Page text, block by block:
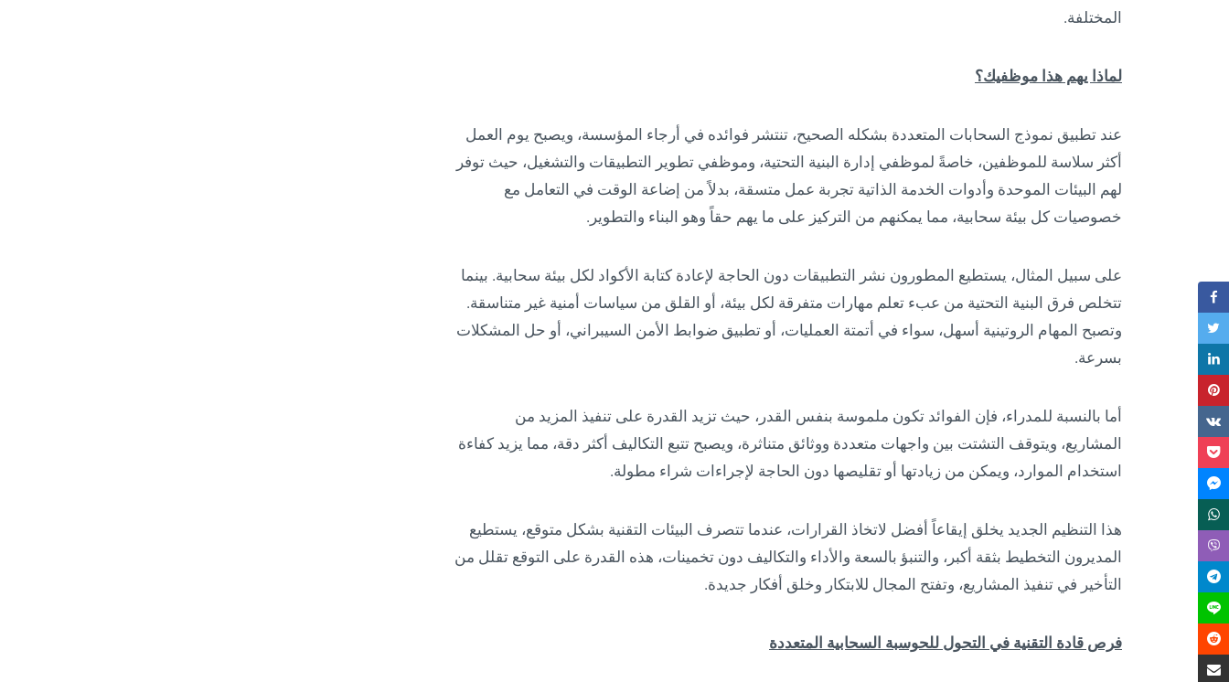
المختلفة.
لماذا يهم هذا موظفيك؟
عند تطبيق نموذج السحابات المتعددة بشكله الصحيح، تنتشر فوائده في أرجاء المؤسسة، ويصبح يوم العمل
أكثر سلاسة للموظفين، خاصةً لموظفي إدارة البنية التحتية، وموظفي تطوير التطبيقات والتشغيل، حيث توفر
لهم البيئات الموحدة وأدوات الخدمة الذاتية تجربة عمل متسقة، بدلاً من إضاعة الوقت في التعامل مع
خصوصيات كل بيئة سحابية، مما يمكنهم من التركيز على ما يهم حقاً وهو البناء والتطوير.
على سبيل المثال، يستطيع المطورون نشر التطبيقات دون الحاجة لإعادة كتابة الأكواد لكل بيئة سحابية. بينما
تتخلص فرق البنية التحتية من عبء تعلم مهارات متفرقة لكل بيئة، أو القلق من سياسات أمنية غير متناسقة.
وتصبح المهام الروتينية أسهل، سواء في أتمتة العمليات، أو تطبيق ضوابط الأمن السيبراني، أو حل المشكلات
بسرعة.
أما بالنسبة للمدراء، فإن الفوائد تكون ملموسة بنفس القدر، حيث تزيد القدرة على تنفيذ المزيد من
المشاريع، ويتوقف التشتت بين واجهات متعددة ووثائق متناثرة، ويصبح تتبع التكاليف أكثر دقة، مما يزيد كفاءة
استخدام الموارد، ويمكن من زيادتها أو تقليصها دون الحاجة لإجراءات شراء مطولة.
هذا التنظيم الجديد يخلق إيقاعاً أفضل لاتخاذ القرارات، عندما تتصرف البيئات التقنية بشكل متوقع، يستطيع
المديرون التخطيط بثقة أكبر، والتنبؤ بالسعة والأداء والتكاليف دون تخمينات، هذه القدرة على التوقع تقلل من
التأخير في تنفيذ المشاريع، وتفتح المجال للابتكار وخلق أفكار جديدة.
فرص قادة التقنية في التحول للحوسبة السحابية المتعددة